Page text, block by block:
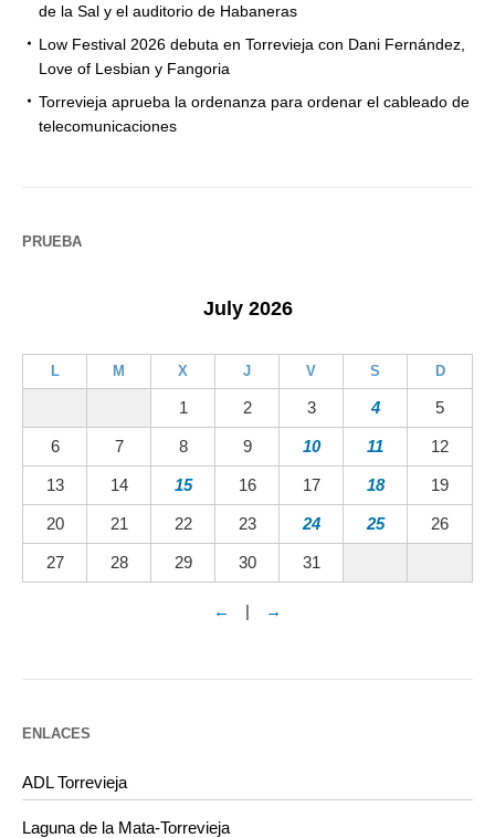
de la Sal y el auditorio de Habaneras
Low Festival 2026 debuta en Torrevieja con Dani Fernández,
Love of Lesbian y Fangoria
Torrevieja aprueba la ordenanza para ordenar el cableado de
telecomunicaciones
PRUEBA
July 2026
L M X J V S D
1 2 3 4 5
6 7 8 9 10 11 12
13 14 15 16 17 18 19
20 21 22 23 24 25 26
27 28 29 30 31
← | →
ENLACES
ADL Torrevieja
Laguna de la Mata-Torrevieja